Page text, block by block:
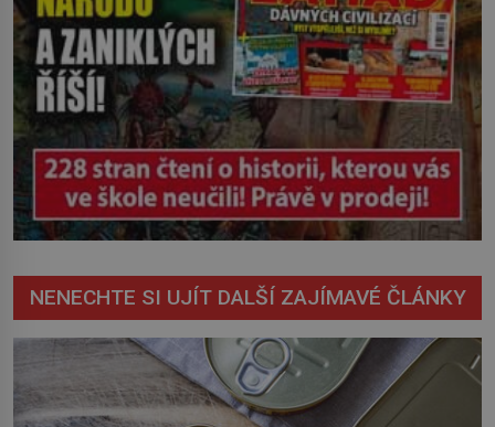
NENECHTE SI UJÍT DALŠÍ ZAJÍMAVÉ ČLÁNKY